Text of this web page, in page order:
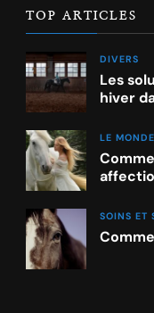
TOP ARTICLES
DIVERS
Les
hiver
LE
SOINS ET